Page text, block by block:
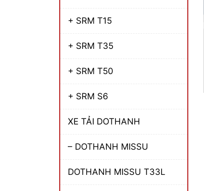
+ SRM T15
+ SRM T35
+ SRM T50
+ SRM S6
XE TẢI DOTHANH
– DOTHANH MISSU
DOTHANH MISSU T33L